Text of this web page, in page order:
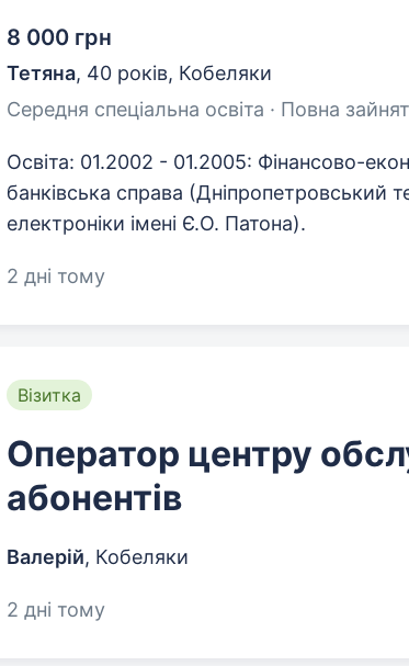
8 000 грн
Тетяна, 40 років, Кобеляки
Середня спеціальна освіта · Повна
Освіта: 01.2002 - 01.2005: Фінансово-
банківська справа (Дніпропетровський
електроніки імені Є.О. Патона).
2 дні тому
Візитка
Оператор центру
абонентів
Валерій, Кобеляки
2 дні тому